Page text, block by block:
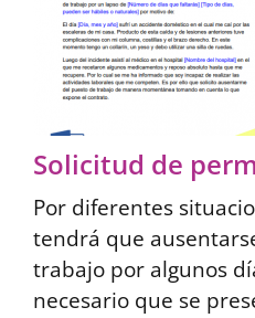
Solicitud de
Por diferentes
tendrá que
trabajo por algunos
necesario que se